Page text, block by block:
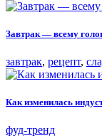
Завтрак — всему
завтрак, рецепт,
Как изменилась
фуд-тренд